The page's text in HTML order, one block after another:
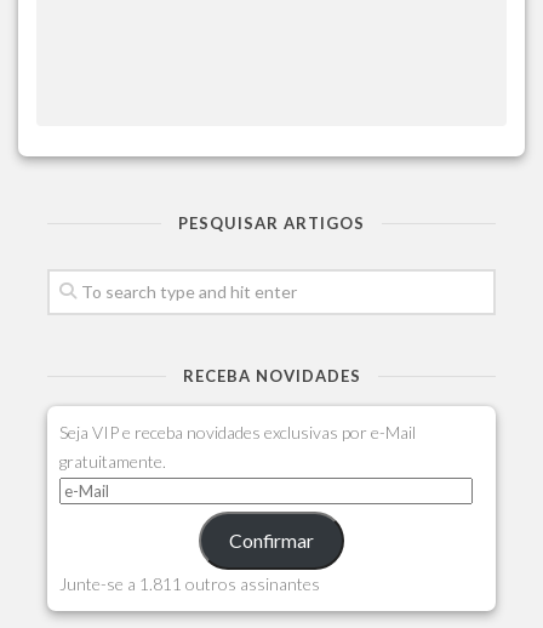
PESQUISAR ARTIGOS
RECEBA NOVIDADES
Seja VIP e receba novidades exclusivas por e-Mail
gratuitamente.
Confirmar
Junte-se a 1.811 outros assinantes